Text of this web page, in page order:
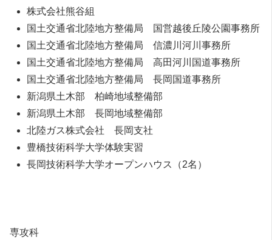
株式会社熊谷組
国土交通省北陸地方整備局 国営越後丘陵公園事務所
国土交通省北陸地方整備局 信濃川河川事務所
国土交通省北陸地方整備局 高田河川国道事務所
国土交通省北陸地方整備局 長岡国道事務所
新潟県土木部 柏崎地域整備部
新潟県土木部 長岡地域整備部
北陸ガス株式会社 長岡支社
豊橋技術科学大学体験実習
長岡技術科学大学オープンハウス（2名）
専攻科